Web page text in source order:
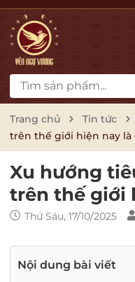
Trang chủ Tin tức
trên thế giới hiện nay là
Xu hướng
trên thế giới
Thứ Sáu, 17/10/2025
Nội dung bài viết